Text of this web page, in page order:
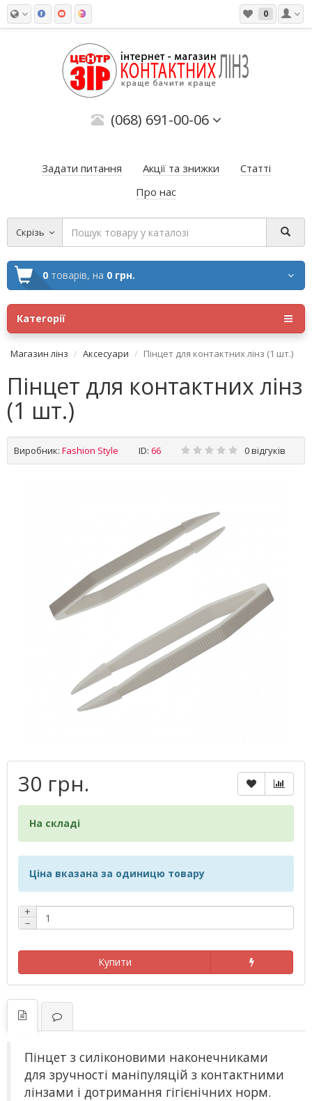
0
(068) 691-00-06
Задати питання Акції та знижки
Статті
Про нас
Скрізь
0 товарів, на 0 грн.
Категорії
Магазин лінз Аксесуари Пінцет для контактних лінз (1 шт.)
Пінцет для контактних лінз
(1 шт.)
Виробник: Fashion Style ID: 66 0 відгуків
30 грн.
На складі
Ціна вказана за одиницю товару
+
−
Купити
Пінцет з силіконовими наконечниками
для зручності маніпуляцій з контактними
лінзами і дотримання гігієнічних норм.